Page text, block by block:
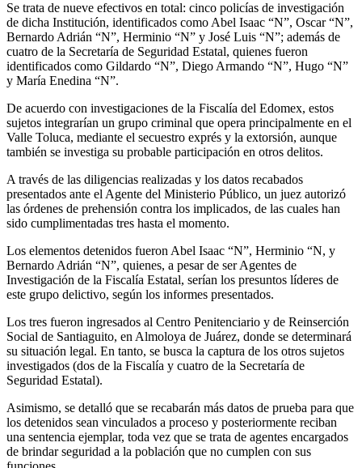
Se trata de nueve efectivos en total: cinco policías de investigación
de dicha Institución, identificados como Abel Isaac “N”, Oscar “N”,
Bernardo Adrián “N”, Herminio “N” y José Luis “N”; además de
cuatro de la Secretaría de Seguridad Estatal, quienes fueron
identificados como Gildardo “N”, Diego Armando “N”, Hugo “N”
y María Enedina “N”.
De acuerdo con investigaciones de la Fiscalía del Edomex, estos
sujetos integrarían un grupo criminal que opera principalmente en el
Valle Toluca, mediante el secuestro exprés y la extorsión, aunque
también se investiga su probable participación en otros delitos.
A través de las diligencias realizadas y los datos recabados
presentados ante el Agente del Ministerio Público, un juez autorizó
las órdenes de prehensión contra los implicados, de las cuales han
sido cumplimentadas tres hasta el momento.
Los elementos detenidos fueron Abel Isaac “N”, Herminio “N, y
Bernardo Adrián “N”, quienes, a pesar de ser Agentes de
Investigación de la Fiscalía Estatal, serían los presuntos líderes de
este grupo delictivo, según los informes presentados.
Los tres fueron ingresados al Centro Penitenciario y de Reinserción
Social de Santiaguito, en Almoloya de Juárez, donde se determinará
su situación legal. En tanto, se busca la captura de los otros sujetos
investigados (dos de la Fiscalía y cuatro de la Secretaría de
Seguridad Estatal).
Asimismo, se detalló que se recabarán más datos de prueba para que
los detenidos sean vinculados a proceso y posteriormente reciban
una sentencia ejemplar, toda vez que se trata de agentes encargados
de brindar seguridad a la población que no cumplen con sus